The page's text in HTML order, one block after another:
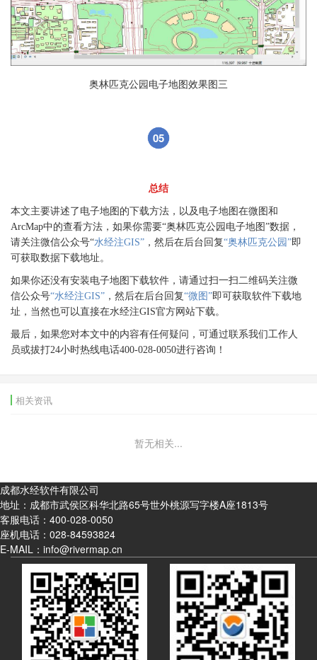
奥林匹克公园电子地图效果图三
05
总结
本文主要讲述了电子地图的下载方法，以及电子地图在微图和
ArcMap中的查看方法，如果你需要“奥林匹克公园电子地图”数据，
请关注微信公众号“水经注GIS” ，然后在后台回复“奥林匹克公园”即
可获取数据下载地址。
如果你还没有安装电子地图下载软件，请通过扫一扫二维码关注微
信公众号“水经注GIS” ，然后在后台回复“微图”即可获取软件下载地
址，当然也可以直接在水经注GIS官方网站下载。
最后，如果您对本文中的内容有任何疑问，可通过联系我们工作人
员或拔打24小时热线电话400-028-0050进行咨询！
相关资讯
暂无相关...
成都水经软件有限公司
地址：成都市武侯区科华北路65号世外桃源写字楼A座1813号
客服电话： 400-028-0050
座机电话： 028-84593824
E-MAIL：info@rivermap.cn